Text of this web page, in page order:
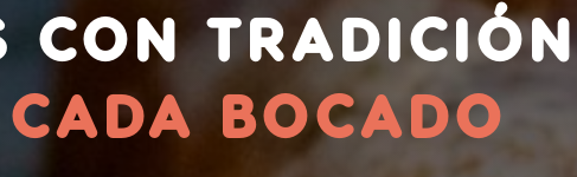
CON TRADICIÓN
BOCADO